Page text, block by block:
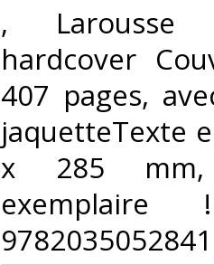
‎, Larousse
hardcover
407 pages,
jaquetteTexte
x 285